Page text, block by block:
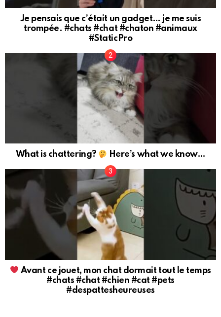
Je pensais que c’était un gadget… je me suis
trompée. #chats #chat #chaton #animaux
#StaticPro
What is chattering? Here’s what we know…
Avant ce jouet, mon chat dormait tout le temps
#chats #chat #chien #cat #pets
#despattesheureuses